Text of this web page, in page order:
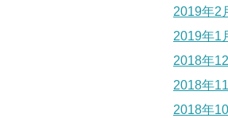
2019年2
2019年1
2018年
2018年
2018年